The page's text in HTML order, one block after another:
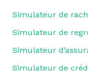
Simulateur de
Simulateur de
Simulateur
Simulateur de